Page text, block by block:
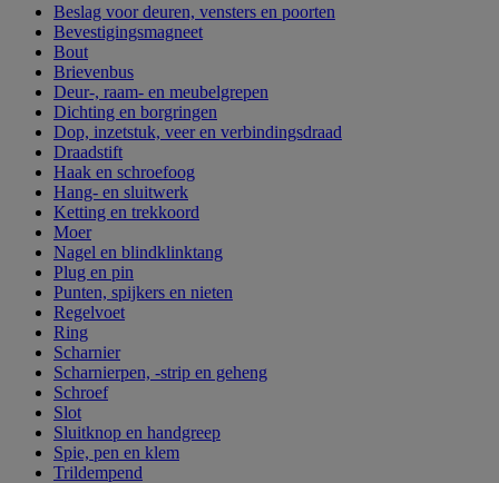
Beslag voor deuren, vensters en poorten
Bevestigingsmagneet
Bout
Brievenbus
Deur-, raam- en meubelgrepen
Dichting en borgringen
Dop, inzetstuk, veer en verbindingsdraad
Draadstift
Haak en schroefoog
Hang- en sluitwerk
Ketting en trekkoord
Moer
Nagel en blindklinktang
Plug en pin
Punten, spijkers en nieten
Regelvoet
Ring
Scharnier
Scharnierpen, -strip en geheng
Schroef
Slot
Sluitknop en handgreep
Spie, pen en klem
Trildempend